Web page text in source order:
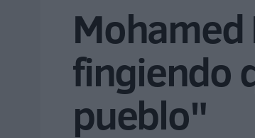
fingiendo
pueblo"